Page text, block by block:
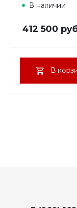
В наличии
412 500
В